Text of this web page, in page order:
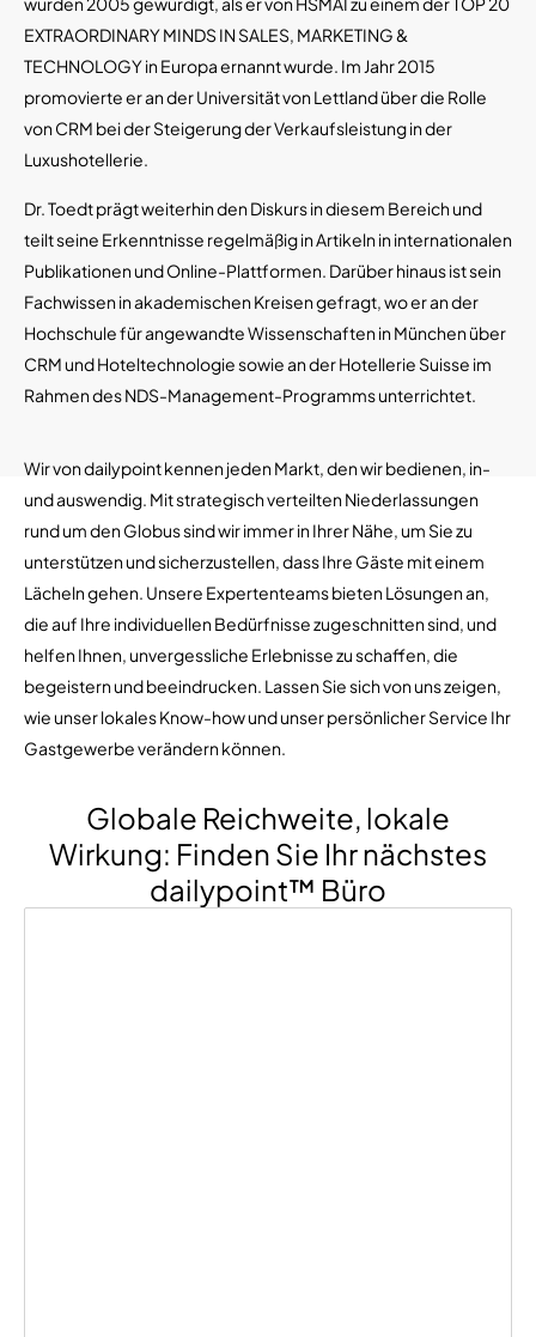
EXTRAORDINARY MINDS IN SALES, MARKETING &
TECHNOLOGY in Europa ernannt wurde. Im Jahr 2015
promovierte er an der Universität von Lettland über die Rolle
von CRM bei der Steigerung der Verkaufsleistung in der
Luxushotellerie.
Dr. Toedt prägt weiterhin den Diskurs in diesem Bereich und
teilt seine Erkenntnisse regelmäßig in Artikeln in internationalen
Publikationen und Online-Plattformen. Darüber hinaus ist sein
Fachwissen in akademischen Kreisen gefragt, wo er an der
Hochschule für angewandte Wissenschaften in München über
CRM und Hoteltechnologie sowie an der Hotellerie Suisse im
Rahmen des NDS-Management-Programms unterrichtet.
Wir von dailypoint kennen jeden Markt, den wir bedienen, in-
und auswendig. Mit strategisch verteilten Niederlassungen
rund um den Globus sind wir immer in Ihrer Nähe, um Sie zu
unterstützen und sicherzustellen, dass Ihre Gäste mit einem
Lächeln gehen. Unsere Expertenteams bieten Lösungen an,
die auf Ihre individuellen Bedürfnisse zugeschnitten sind, und
helfen Ihnen, unvergessliche Erlebnisse zu schaffen, die
begeistern und beeindrucken. Lassen Sie sich von uns zeigen,
wie unser lokales Know-how und unser persönlicher Service Ihr
Gastgewerbe verändern können.
Globale Reichweite, lokale
Wirkung: Finden Sie Ihr nächstes
dailypoint™ Büro